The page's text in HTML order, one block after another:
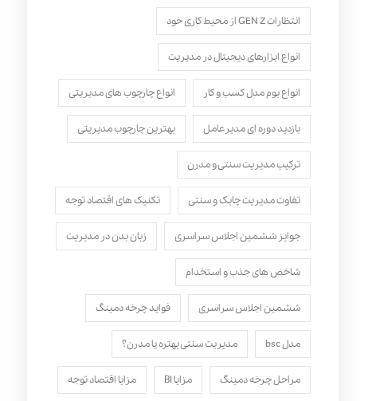
انتظارات GEN Z از محیط کاری خود
انواع ابزارهای دیجیتال در مدیریت
انواع بوم مدل کسب‌ و کار انواع چارچوب های مدیریتی
بازدید دوره ای مدیرعامل بهترین چارچوب مدیریتی
ترکیب مدیریت سنتی و مدرن
تفاوت مدیریت چابک و سنتی تکنیک های اقتصاد توجه
جوایز ششمین اجلاس سراسری زبان بدن در مدیریت
شاخص های جذب و استخدام
ششمین اجلاس سراسری فواید چرخه دمینگ
مدل bsc مدیریت سنتی بهتره یا مدرن؟
مراحل چرخه دمینگ مزایا BI مزایا اقتصاد توجه